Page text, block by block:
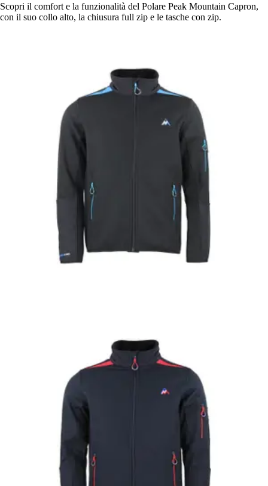
Scopri il comfort e la funzionalità del Polare Peak Mountain Capron,
con il suo collo alto, la chiusura full zip e le tasche con zip.